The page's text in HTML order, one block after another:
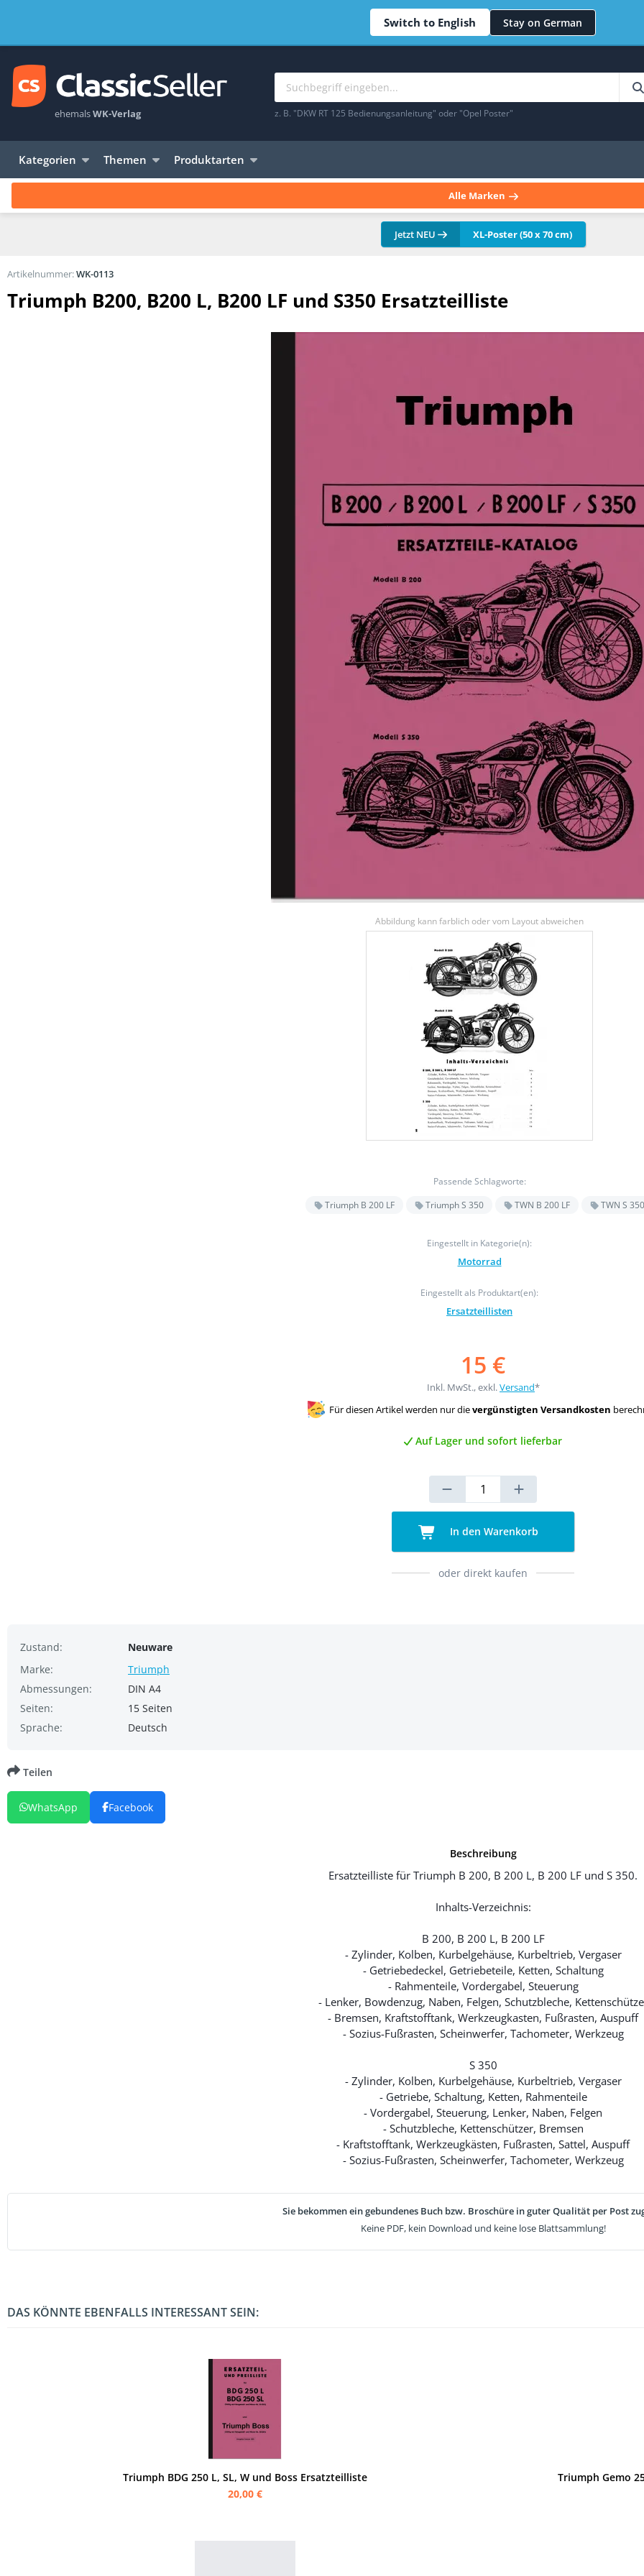
Switch to English Stay on German
ehemalsWK-Verlag z. B. "DKW RT 125 Bedienungsanleitung" oder "Opel Poster"
Kategorien Themen Produktarten
Alle Marken
Jetzt NEU XL-Poster (50 x 70 cm)
Triumph B200, B200 L, B200 LF und S350 Ersatzteilliste
Abbildung kann farblich oder vom Layout abweichen
Passende Schlagworte:
Triumph B 200 LF
Triumph S 350 TWN B 200 LF TWN S 350
Eingestellt in Kategorie(n):
Motorrad
Eingestellt als Produktart(en):
Ersatzteillisten
Artikelnummer:WK-0113
15 €
Inkl. MwSt., exkl.Versand*
Für diesen Artikel werden nur dievergünstigten Versandkosten
Auf Lager und sofort lieferbar
In den Warenkorb
oder direkt kaufen
Zustand:
Neuware
Marke:
Triumph
Abmessungen:
DIN A4
Seiten:
15 Seiten
Sprache:
Deutsch
Beschreibung
Ersatzteilliste für Triumph B 200, B 200 L, B 200 LF und S 350.
Inhalts-Verzeichnis:
B 200, B 200 L, B 200 LF
- Zylinder, Kolben, Kurbelgehäuse, Kurbeltrieb, Vergaser
- Getriebedeckel, Getriebeteile, Ketten, Schaltung
- Rahmenteile, Vordergabel, Steuerung
- Lenker, Bowdenzug, Naben, Felgen, Schutzbleche,
- Bremsen, Kraftstofftank, Werkzeugkasten, Fußrasten, Auspuff
- Sozius-Fußrasten, Scheinwerfer, Tachometer, Werkzeug
S 350
- Zylinder, Kolben, Kurbelgehäuse, Kurbeltrieb, Vergaser
- Getriebe, Schaltung, Ketten, Rahmenteile
- Vordergabel, Steuerung, Lenker, Naben, Felgen
- Schutzbleche, Kettenschützer, Bremsen
- Kraftstofftank, Werkzeugkästen, Fußrasten, Sattel, Auspuff
- Sozius-Fußrasten, Scheinwerfer, Tachometer, Werkzeug
Sie bekommen ein gebundenes Buch bzw. Broschüre in guter Qualität per Post
Keine PDF, kein Download und keine lose Blattsammlung!
Teilen
WhatsApp Facebook
DAS KÖNNTE EBENFALLS INTERESSANT SEIN:
Triumph BDG 250 L, SL, W und Boss Ersatzteilliste
20,00 €
Triumph Gemo